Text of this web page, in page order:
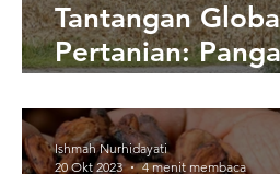
Tantangan
Pertanian:
Pangan
Ishmah Nurhidayati
20 Okt 2023
4 menit membaca